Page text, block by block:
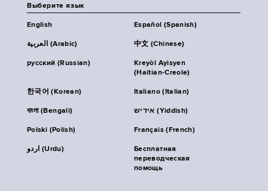
Выберите язык
English Español (Spanish)
العربية (Arabic) 中文 (Chinese)
русский (Russian)
Kreyòl Ayisyen
(Haitian-Creole)
한국어 (Korean) Italiano (Italian)
বাংলা (Bengali) אידיש (Yiddish)
Polski (Polish) Français (French)
اردو (Urdu)
Бесплатная
переводческая
помощь